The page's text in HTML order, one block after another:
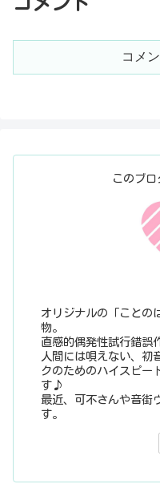
コメ
このブ
オリジナルの「ことの
物。
直感的偶発性試行錯誤
人間には唄えない、初
クのためのハイスピー
す♪
最近、可不さんや音街
す。